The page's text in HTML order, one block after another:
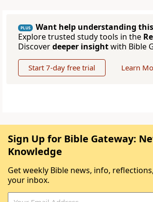
PLUS
Want help understanding this
Explore trusted study tools in the
Discoverdeeper insightwith Bible
Start 7-day free trial Learn
Sign Up for Bible Gateway:
Knowledge
Get weekly Bible news, info,
your inbox.